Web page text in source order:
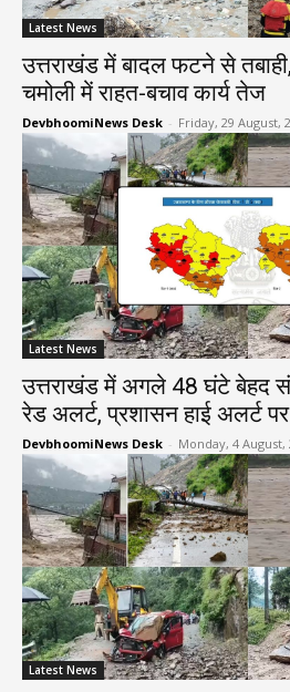
Latest News
उत्तराखंड में बादल फटने से
चमोली में राहत-बचाव कार्य तेज
DevbhoomiNews Desk - Friday, 29 August,
Latest News
उत्तराखंड में अगले 48 घंटे बेहद
रेड अलर्ट, प्रशासन हाई अलर्ट पर
DevbhoomiNews Desk - Monday, 4 August,
Latest News